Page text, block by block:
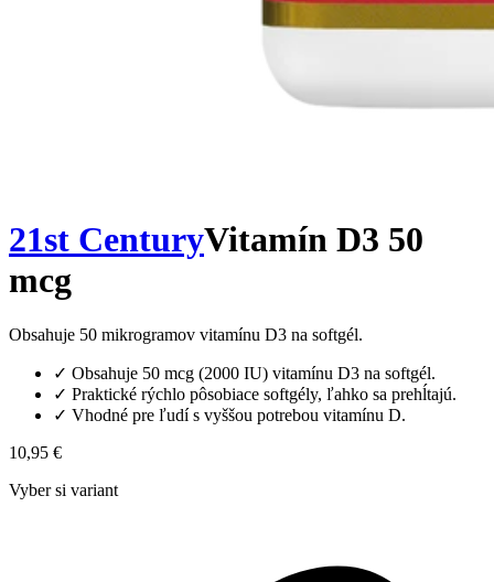
21st CenturyVitamín D3 50
mcg
Obsahuje 50 mikrogramov vitamínu D3 na softgél.
✓ Obsahuje 50 mcg (2000 IU) vitamínu D3 na softgél.
✓ Praktické rýchlo pôsobiace softgély, ľahko sa prehĺtajú.
✓ Vhodné pre ľudí s vyššou potrebou vitamínu D.
10,95 €
Vyber si variant